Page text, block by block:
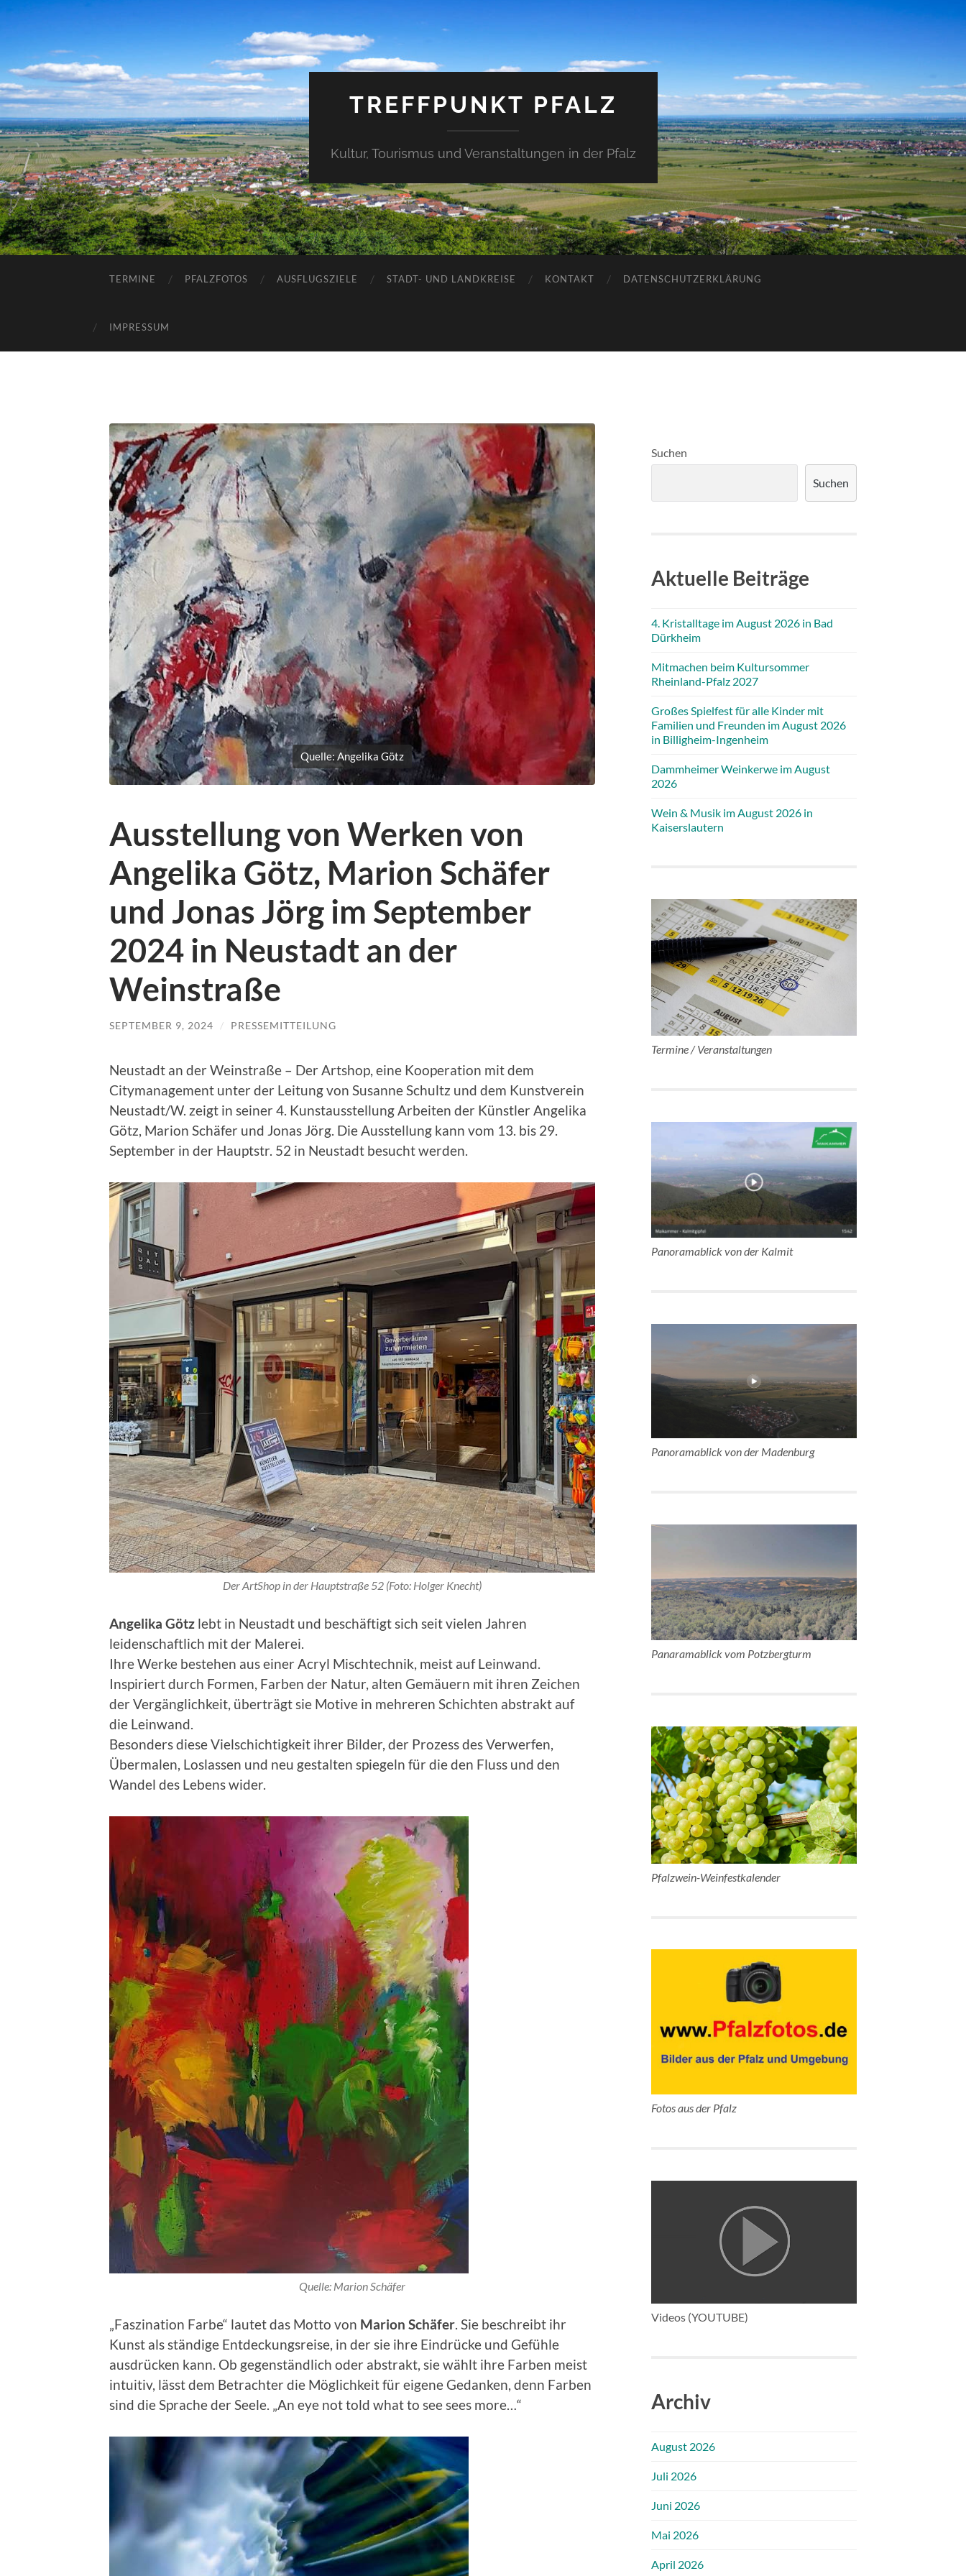
TREFFPUNKT PFALZ
Kultur, Tourismus und Veranstaltungen in der Pfalz
TERMINE PFALZFOTOS AUSFLUGSZIELE STADT- UND LANDKREISE KONTAKT DATENSCHUTZERKLÄRUNG
IMPRESSUM
Quelle: Angelika Götz
Ausstellung von Werken von
Angelika Götz, Marion Schäfer
und Jonas Jörg im September
2024 in Neustadt an der
Weinstraße
SEPTEMBER 9, 2024 / PRESSEMITTEILUNG
Neustadt an der Weinstraße – Der Artshop, eine Kooperation mit dem
Citymanagement unter der Leitung von Susanne Schultz und dem Kunstverein
Neustadt/W. zeigt in seiner 4. Kunstausstellung Arbeiten der Künstler Angelika
Götz, Marion Schäfer und Jonas Jörg. Die Ausstellung kann vom 13. bis 29.
September in der Hauptstr. 52 in Neustadt besucht werden.
Der ArtShop in der Hauptstraße 52 (Foto: Holger Knecht)
Angelika Götz lebt in Neustadt und beschäftigt sich seit vielen Jahren
leidenschaftlich mit der Malerei.
Ihre Werke bestehen aus einer Acryl Mischtechnik, meist auf Leinwand.
Inspiriert durch Formen, Farben der Natur, alten Gemäuern mit ihren Zeichen
der Vergänglichkeit, überträgt sie Motive in mehreren Schichten abstrakt auf
die Leinwand.
Besonders diese Vielschichtigkeit ihrer Bilder, der Prozess des Verwerfen,
Übermalen, Loslassen und neu gestalten spiegeln für die den Fluss und den
Wandel des Lebens wider.
Quelle: Marion Schäfer
„Faszination Farbe“ lautet das Motto von Marion Schäfer. Sie beschreibt ihr
Kunst als ständige Entdeckungsreise, in der sie ihre Eindrücke und Gefühle
ausdrücken kann. Ob gegenständlich oder abstrakt, sie wählt ihre Farben meist
intuitiv, lässt dem Betrachter die Möglichkeit für eigene Gedanken, denn Farben
sind die Sprache der Seele. „An eye not told what to see sees more…“
Suchen
Suchen
Aktuelle Beiträge
4. Kristalltage im August 2026 in Bad
Dürkheim
Mitmachen beim Kultursommer
Rheinland-Pfalz 2027
Großes Spielfest für alle Kinder mit
Familien und Freunden im August 2026
in Billigheim-Ingenheim
Dammheimer Weinkerwe im August
2026
Wein & Musik im August 2026 in
Kaiserslautern
Termine / Veranstaltungen
Panoramablick von der Kalmit
Panoramablick von der Madenburg
Panaramablick vom Potzbergturm
Pfalzwein-Weinfestkalender
Fotos aus der Pfalz
Videos (YOUTUBE)
Archiv
August 2026
Juli 2026
Juni 2026
Mai 2026
April 2026